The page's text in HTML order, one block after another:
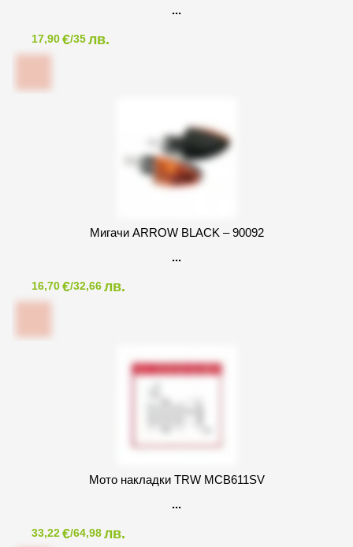
17,90€/35лв.
Mигачи ARROW BLACK – 90092
16,70€/32,66лв.
Мото накладки TRW MCB611SV
33,22€/64,98лв.